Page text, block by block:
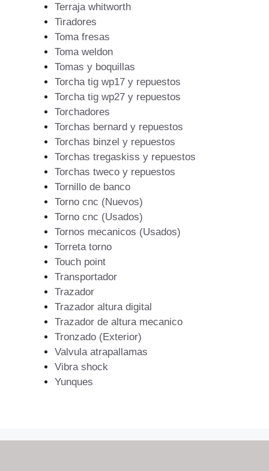
Terraja whitworth
Tiradores
Toma fresas
Toma weldon
Tomas y boquillas
Torcha tig wp17 y repuestos
Torcha tig wp27 y repuestos
Torchadores
Torchas bernard y repuestos
Torchas binzel y repuestos
Torchas tregaskiss y repuestos
Torchas tweco y repuestos
Tornillo de banco
Torno cnc (Nuevos)
Torno cnc (Usados)
Tornos mecanicos (Usados)
Torreta torno
Touch point
Transportador
Trazador
Trazador altura digital
Trazador de altura mecanico
Tronzado (Exterior)
Valvula atrapallamas
Vibra shock
Yunques